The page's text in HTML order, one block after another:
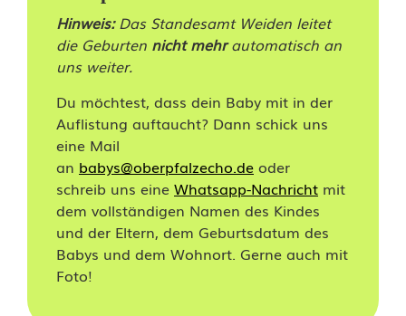
e
Hinweis:Das Standesamt Weiden leitet
die Geburten nicht mehrautomatisch an
uns weiter.
Du möchtest, dass dein Baby mit in der
Auflistung auftaucht? Dann schick uns
eine Mail
an babys@oberpfalzecho.de oder
schreib uns eine Whatsapp-Nachricht mit
dem vollständigen Namen des Kindes
und der Eltern, dem Geburtsdatum des
Babys und dem Wohnort. Gerne auch mit
Foto!